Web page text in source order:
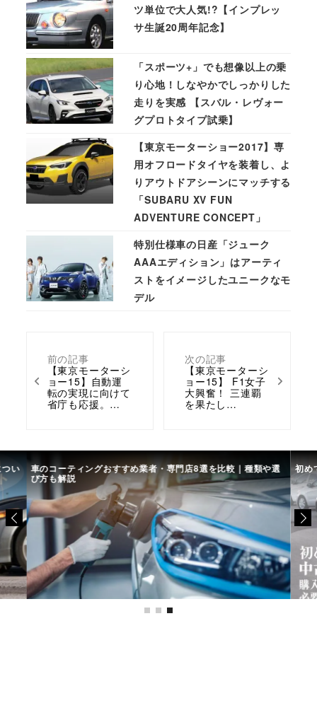
前の記事
【東京モーターシ
ョー15】自動運
転の実現に向けて
省庁も応援。…
次の記事
【東京モーターシ
ョー15】 F1女子
大興奮！ 三連覇
を果たし…
ツ単位で大人気!?【インプレッ
サ生誕20周年記念】
「スポーツ+」でも想像以上の乗
り心地！しなやかでしっかりした
走りを実感 【スバル・レヴォー
グプロトタイプ試乗】
【東京モーターショー2017】専
用オフロードタイヤを装着し、よ
りアウトドアシーンにマッチする
「SUBARU XV FUN
ADVENTURE CONCEPT」
特別仕様車の日産「ジューク
AAAエディション」はアーティ
ストをイメージしたユニークなモ
デル
い 車のコーティングおすすめ業者・専門店8選を比較｜種類や選
び方も解説
初め